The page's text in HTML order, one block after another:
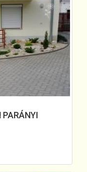
PARÁNYI